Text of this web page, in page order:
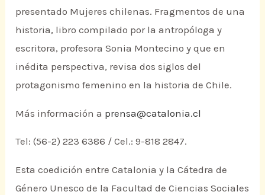
presentado Mujeres chilenas. Fragmentos de una
historia, libro compilado por la antropóloga y
escritora, profesora Sonia Montecino y que en
inédita perspectiva, revisa dos siglos del
protagonismo femenino en la historia de Chile.
Más información a prensa@catalonia.cl
Tel: (56-2) 223 6386 / Cel.: 9-818 2847.
Esta coedición entre Catalonia y la Cátedra de
Género Unesco de la Facultad de Ciencias Sociales